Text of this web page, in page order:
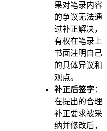
果对笔录内容
的争议无法通
过补正解决，
有权在笔录上
书面注明自己
的具体异议和
观点。
补正后签字：
在提出的合理
补正要求被采
纳并修改后，